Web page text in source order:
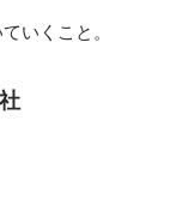
いくこと。